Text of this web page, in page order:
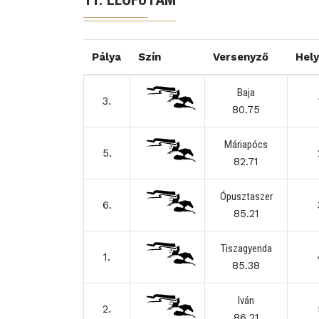
Pálya Szín Versenyző
3.
Baja
80.75
5.
Máriapócs
82.71
6.
Ópusztaszer
85.21
1.
Tiszagyenda
85.38
2.
Iván